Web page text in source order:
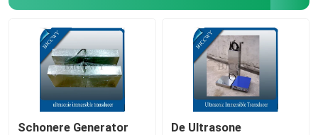
Schonere Generator
De Ultrasone